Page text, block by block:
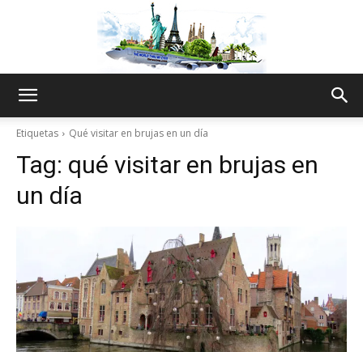
Thru
My
Etiquetas Qué visitar en brujas en un día
Tag: qué visitar en brujas en
un día